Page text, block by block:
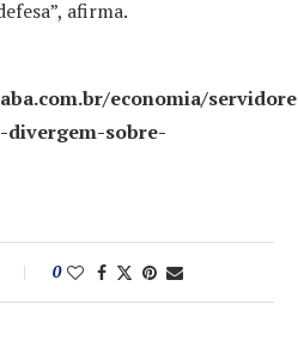
afirma.
economia/
sobre-
0